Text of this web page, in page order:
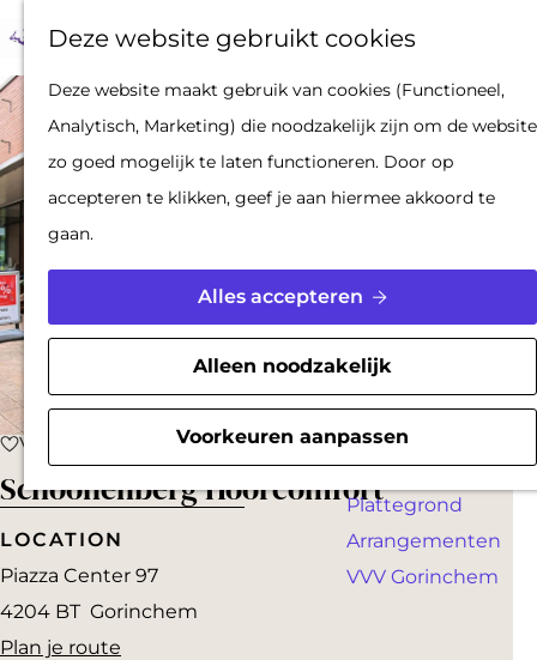
Deze website gebruikt cookies
Deze website maakt gebruik van cookies (Functioneel,
Analytisch, Marketing) die noodzakelijk zijn om de website
zo goed mogelijk te laten functioneren. Door op
accepteren te klikken, geef je aan hiermee akkoord te
gaan.
Alles accepteren
Alleen noodzakelijk
Voorkeuren aanpassen
G
a
n
a
a
r
d
e
h
o
m
p
a
g
e
F
v
o
t
e
n
K
Z
e
stadsgids
PLAN JE BEZOEK
Reserveren
Bereikbaarheid
Parkeren
Overnachten
Plattegrond
Arrangementen
VVV Gorinchem
Schoonenberg Hoorcomfort
Voeg toe als favoriet
Voeg toe als favoriet
LOCATION
Piazza Center 97
4204 BT Gorinchem
Plan je route